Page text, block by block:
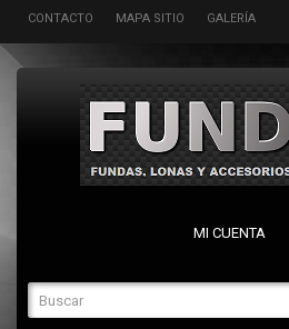
CONTACTO MAPA SITIO GALERÍA
MI CUENTA